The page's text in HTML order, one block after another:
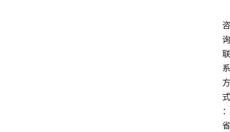
咨
询
联
系
方
式
：
省